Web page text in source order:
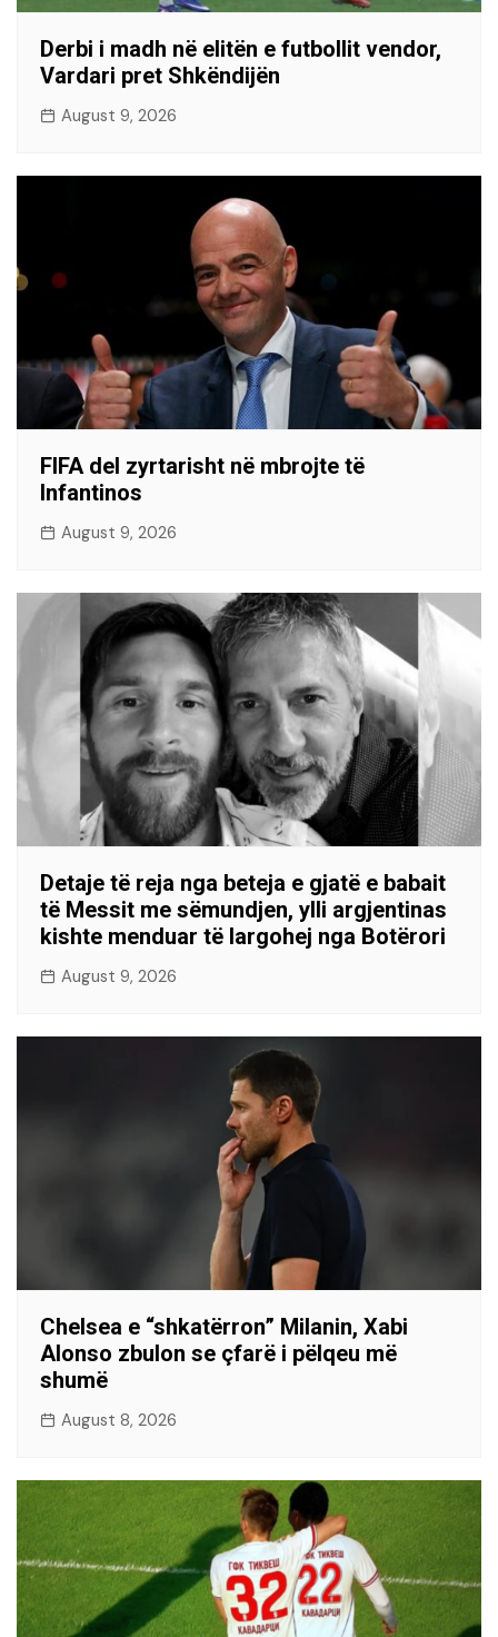
Derbi i madh në elitën e futbollit vendor,
Vardari pret Shkëndijën
August 9, 2026
FIFA del zyrtarisht në mbrojte të
Infantinos
August 9, 2026
Detaje të reja nga beteja e gjatë e babait
të Messit me sëmundjen, ylli argjentinas
kishte menduar të largohej nga Botërori
August 9, 2026
Chelsea e “shkatërron” Milanin, Xabi
Alonso zbulon se çfarë i pëlqeu më
shumë
August 8, 2026